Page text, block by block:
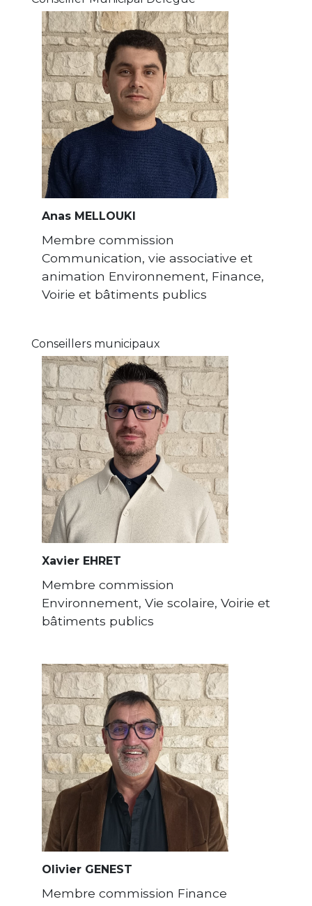
Anas MELLOUKI
Membre commission
Communication, vie associative et
animation Environnement, Finance,
Voirie et bâtiments publics
Conseillers municipaux
Xavier EHRET
Membre commission
Environnement, Vie scolaire, Voirie et
bâtiments publics
Olivier GENEST
Membre commission Finance